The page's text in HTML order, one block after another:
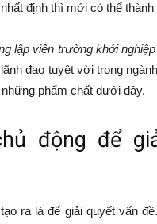
định thì mới có thể
lập viên trường khởi
lãnh đạo tuyệt vời trong
phẩm chất dưới đây.
động để
ra là để giải quyết vấn